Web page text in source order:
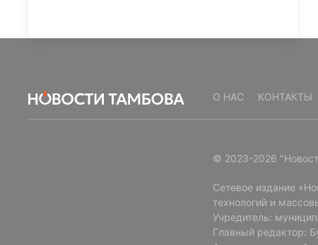
О НАС КОНТАКТЫ
© 2023-2026
Сетевое издание
технологий и
Учредитель:
Главный редактор: